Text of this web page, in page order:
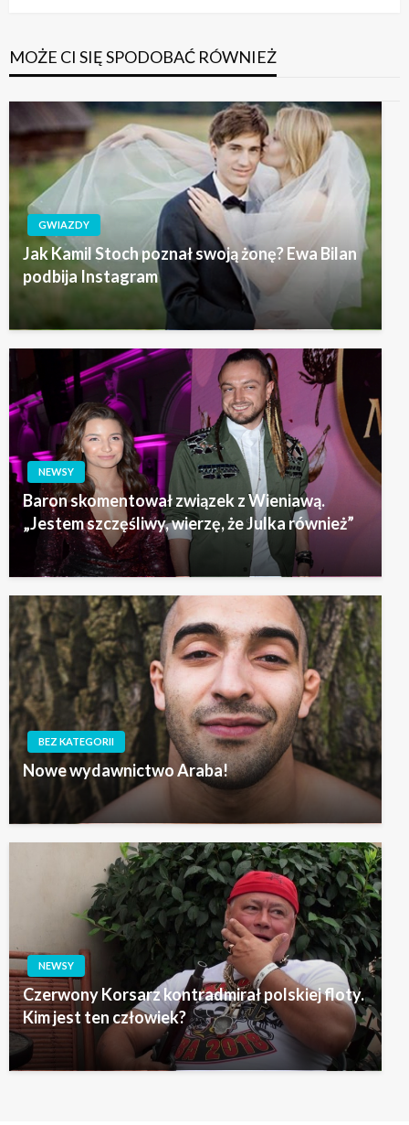
MOŻE CI SIĘ SPODOBAĆ RÓWNIEŻ
GWIAZDY
Jak Kamil Stoch poznał swoją żonę? Ewa Bilan
podbija Instagram
NEWSY
Baron skomentował związek z Wieniawą.
„Jestem szczęśliwy, wierzę, że Julka również”
BEZ KATEGORII
Nowe wydawnictwo Araba!
NEWSY
Czerwony Korsarz kontradmirał polskiej floty.
Kim jest ten człowiek?